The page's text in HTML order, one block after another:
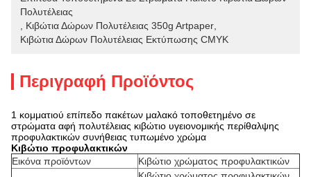
Πολυτέλειας
Κιβώτια Δώρων Πολυτέλειας 350g Artpaper
Κιβώτια Δώρων Πολυτέλειας Εκτύπωσης CMYK
Περιγραφή Προϊόντος
1 κομματιού επίπεδο πακέτων μαλακό τοποθετημένο σε
στρώματα αφή πολυτέλειας κιβώτιο υγειονομικής περίθαλψης
προφυλακτικών συνήθειας τυπωμένο χρώμα
Κιβώτιο προφυλακτικών
Εικόνα προϊόντων
Κιβώτιο χρώματος προφυλακτικών